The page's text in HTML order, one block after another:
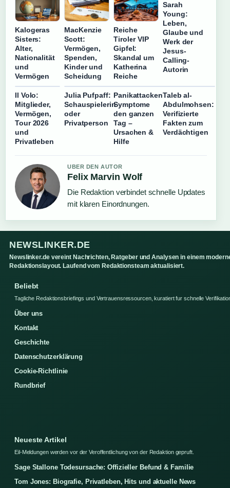
Kalogeras
Sisters:
Alter,
Nationalität
und
Vermögen
MacKenzie
Scott:
Vermögen,
Spenden,
Kinder und
Scheidung
Reiche
Tiroler VIP
Gipfel:
Skandal um
Katherina
Reiche
Sarah
Young:
Leben,
Glaube und
Werk der
Jesus-
Calling-
Autorin
Il Volo:
Mitglieder,
Vermögen,
Tour 2026
und
Privatleben
Julia Pufpaff:
Schauspielerin
oder
Privatperson
Panikattacken
Symptome
den ganzen
Tag –
Ursachen &
Hilfe
Taleb al-
Abdulmohsen:
Verifizierte
Fakten zum
Verdächtigen
UBER DEN AUTOR
Felix Marvin Wolf
Die Redaktion verbindet schnelle Updates
mit klaren Einordnungen.
NEWSLINKER.DE
Newslinker.de vereint Nachrichten, Ratgeber und Analysen in einem
Redaktionslayout. Laufend vom Redaktionsteam aktualisiert.
Beliebt
Tagliche Redaktionsbriefings und Vertrauensressourcen, kuratiert fur schnelle
Über uns
Kontakt
Geschichte
Datenschutzerklärung
Cookie-Richtlinie
Rundbrief
Neueste Artikel
Eil-Meldungen werden vor der Veroffentlichung von der Redaktion gepruft.
Sage Stallone Todesursache: Offizieller Befund & Familie
Tom Jones: Biografie, Privatleben, Hits und aktuelle News